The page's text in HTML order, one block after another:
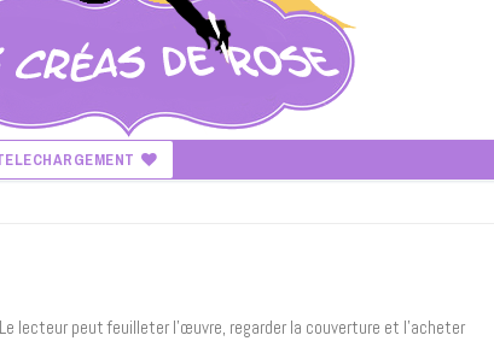
lecteur peut feuilleter l’œuvre, regarder la couverture et l’acheter